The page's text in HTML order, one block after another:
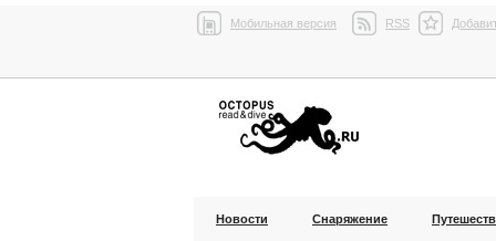
Мобильная версия RSS
Новости Снаряжение